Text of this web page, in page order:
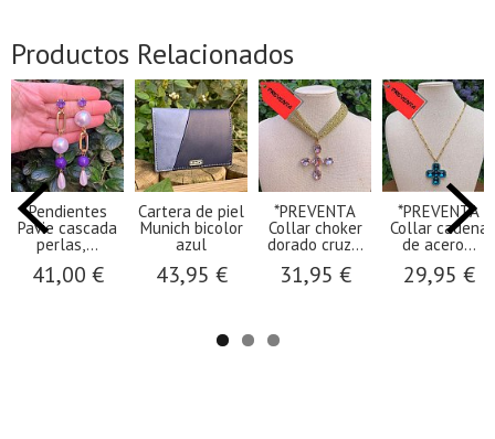
Productos Relacionados
Pendientes
Pavie cascada
perlas,...
41,00 €
Cartera de piel
Munich bicolor
azul
43,95 €
*PREVENTA
Collar choker
dorado cruz...
31,95 €
*PREVENTA
Collar cadena
de acero...
29,95 €